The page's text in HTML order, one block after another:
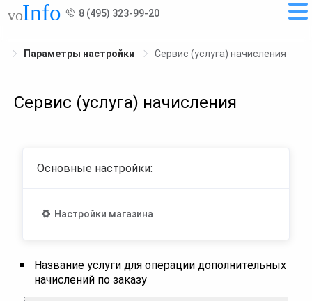
8 (495) 323-99-20
Параметры настройки Сервис (услуга) начисления
Сервис (услуга) начисления
Основные настройки:
Настройки магазина
Название услуги для операции дополнительных
начислений по заказу